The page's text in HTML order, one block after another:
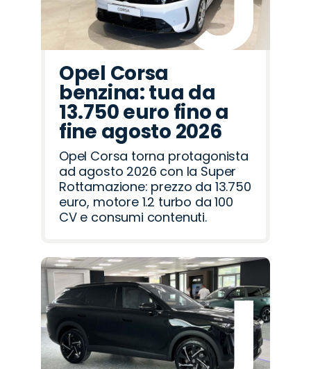
Opel Corsa
benzina: tua da
13.750 euro fino a
fine agosto 2026
Opel Corsa torna protagonista
ad agosto 2026 con la Super
Rottamazione: prezzo da 13.750
euro, motore 1.2 turbo da 100
CV e consumi contenuti.